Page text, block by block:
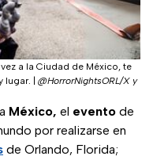
a la Ciudad de México, te
lugar.
@HorrorNightsORL/X y
México, el evento de
por realizarse en
de Orlando, Florida;